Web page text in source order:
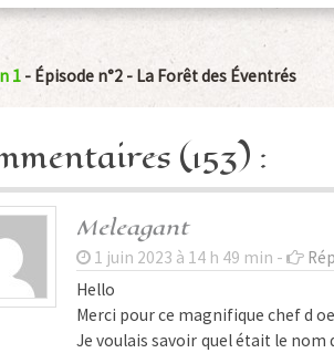
1 - Épisode n°2 - La Forêt des Éventrés
(153) :
Meleagant
1 juin 2023 à 14 h 49 min -
Hello
Merci pour ce magnifique chef d
Je voulais savoir quel était le nom